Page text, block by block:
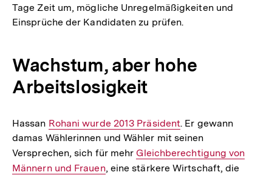
Tage Zeit um, mögliche Unregelmäßigkeiten und
Einsprüche der Kandidaten zu prüfen.
Wachstum, aber hohe
Arbeitslosigkeit
Hassan Interner
Link:
Rohani wurde 2013 Präsident. Er gewann
damas Wählerinnen und Wähler mit seinen
Versprechen, sich für mehr Interner
Link:
Gleichberechtigung von
Männern und Frauen, eine stärkere Wirtschaft, die